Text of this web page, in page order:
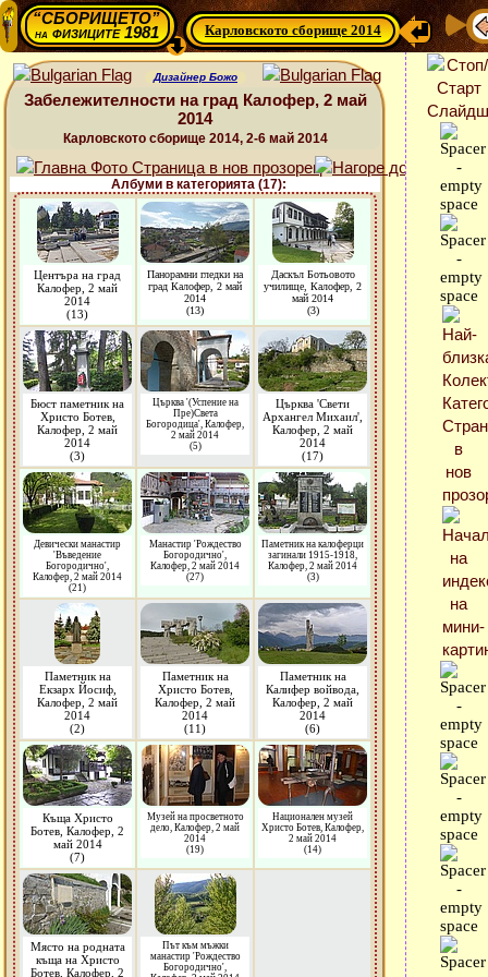
“СБОРИЩЕТО”
нафизиците 1981 Карловското сборище 2014
Дизайнер Божо
Забележителности на град Калофер, 2 май
2014
Карловското сборище 2014, 2-6 май 2014
Албуми в категорията (17):
Центъра на град
Калофер, 2 май
2014
(13)
Панорамни гледки на
град Калофер, 2 май
2014
(13)
Даскъл Ботьовото
училище, Калофер, 2
май 2014
(3)
Бюст паметник на
Христо Ботев,
Калофер, 2 май
2014
(3)
Църква '(Успение на
Пре)Света
Богородица', Калофер,
2 май 2014
(5)
Църква 'Свети
Архангел Михаил',
Калофер, 2 май
2014
(17)
Девически манастир
'Въведение
Богородично',
Калофер, 2 май 2014
(21)
Манастир 'Рождество
Богородично',
Калофер, 2 май 2014
(27)
Паметник на калоферци
загинали 1915-1918,
Калофер, 2 май 2014
(3)
Паметник на
Екзарх Йосиф,
Калофер, 2 май
2014
(2)
Паметник на
Христо Ботев,
Калофер, 2 май
2014
(11)
Паметник на
Калифер войвода,
Калофер, 2 май
2014
(6)
Къща Христо
Ботев, Калофер, 2
май 2014
(7)
Музей на просветното
дело, Калофер, 2 май
2014
(19)
Национален музей
Христо Ботев, Калофер,
2 май 2014
(14)
Място на родната
къща на Христо
Ботев, Калофер, 2
Път към мъжки
манастир 'Рождество
Богородично',